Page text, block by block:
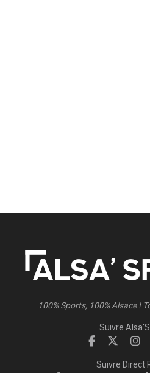
100% Sports, 100% Alsace !
Suivre
Suivre Direct